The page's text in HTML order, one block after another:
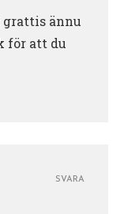
ännu
för att du
SVARA